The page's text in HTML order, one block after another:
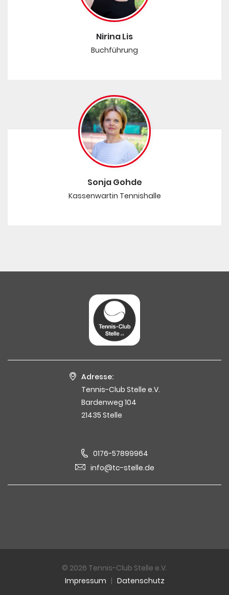
Nirina Lis
Buchführung
Sonja Gohde
Kassenwartin Tennishalle
Adresse:
Tennis-Club Stelle e.V.
Bardenweg 104
21435 Stelle
0176-57899964
info@tc-stelle.de
© 2026 Tennis-Club Stelle e.V.
Impressum | Datenschutz